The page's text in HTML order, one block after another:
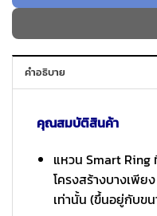
คำอธิบาย
คุณสมบัติสินค้า
แหวน Smart Ring
โครงสร้างบางเพีย
เท่านั้น (ขึ้นอยู่กับข